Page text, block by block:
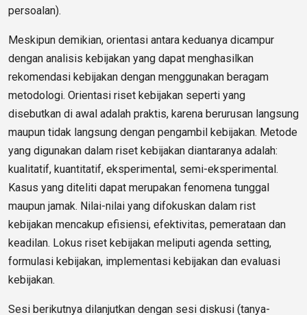
persoalan).
Meskipun demikian, orientasi antara keduanya dicampur
dengan analisis kebijakan yang dapat menghasilkan
rekomendasi kebijakan dengan menggunakan beragam
metodologi. Orientasi riset kebijakan seperti yang
disebutkan di awal adalah praktis, karena berurusan langsung
maupun tidak langsung dengan pengambil kebijakan. Metode
yang digunakan dalam riset kebijakan diantaranya adalah:
kualitatif, kuantitatif, eksperimental, semi-eksperimental.
Kasus yang diteliti dapat merupakan fenomena tunggal
maupun jamak. Nilai-nilai yang difokuskan dalam rist
kebijakan mencakup efisiensi, efektivitas, pemerataan dan
keadilan. Lokus riset kebijakan meliputi agenda setting,
formulasi kebijakan, implementasi kebijakan dan evaluasi
kebijakan.
Sesi berikutnya dilanjutkan dengan sesi diskusi (tanya-